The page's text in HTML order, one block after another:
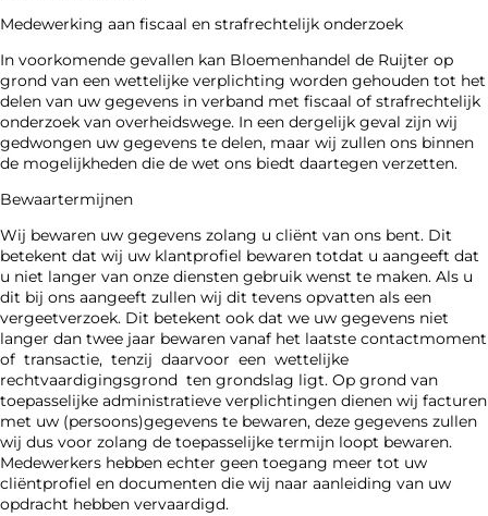
Medewerking aan fiscaal en strafrechtelijk onderzoek
In voorkomende gevallen kan Bloemenhandel de Ruijter op
grond van een wettelijke verplichting worden gehouden tot het
delen van uw gegevens in verband met fiscaal of strafrechtelijk
onderzoek van overheidswege. In een dergelijk geval zijn wij
gedwongen uw gegevens te delen, maar wij zullen ons binnen
de mogelijkheden die de wet ons biedt daartegen verzetten.
Bewaartermijnen
Wij bewaren uw gegevens zolang u cliënt van ons bent. Dit
betekent dat wij uw klantprofiel bewaren totdat u aangeeft dat
u niet langer van onze diensten gebruik wenst te maken. Als u
dit bij ons aangeeft zullen wij dit tevens opvatten als een
vergeetverzoek. Dit betekent ook dat we uw gegevens niet
langer dan twee jaar bewaren vanaf het laatste contactmoment
of transactie, tenzij daarvoor een wettelijke
rechtvaardigingsgrond ten grondslag ligt. Op grond van
toepasselijke administratieve verplichtingen dienen wij facturen
met uw (persoons)gegevens te bewaren, deze gegevens zullen
wij dus voor zolang de toepasselijke termijn loopt bewaren.
Medewerkers hebben echter geen toegang meer tot uw
cliëntprofiel en documenten die wij naar aanleiding van uw
opdracht hebben vervaardigd.